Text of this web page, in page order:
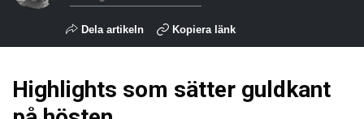
Dela artikeln Kopiera länk
Highlights som sätter guldkant